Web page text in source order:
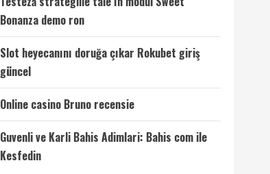
Bonanza demo ron
Slot heyecanını doruğa çıkar Rokubet giriş
güncel
Online casino Bruno recensie
Guvenli ve Karli Bahis Adimlari: Bahis com ile
Kesfedin